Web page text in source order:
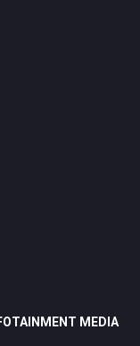
MEDIA